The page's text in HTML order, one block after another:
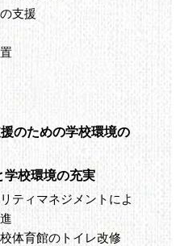
支援
のための学校環境の
学校環境の充実
ティマネジメントによ
体育館のトイレ改修